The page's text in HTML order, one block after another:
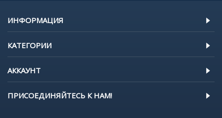
ИНФОРМАЦИЯ
КАТЕГОРИИ
АККАУНТ
ПРИСОЕДИНЯЙТЕСЬ К НАМ!